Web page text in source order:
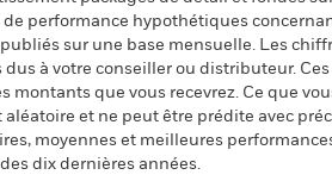
performance hypothétiques
sur une base mensuelle. Les
à votre conseiller ou distributeur.
que vous recevrez. Ce que
aléatoire et ne peut être prédite avec
moyennes et meilleures
dix dernières années.